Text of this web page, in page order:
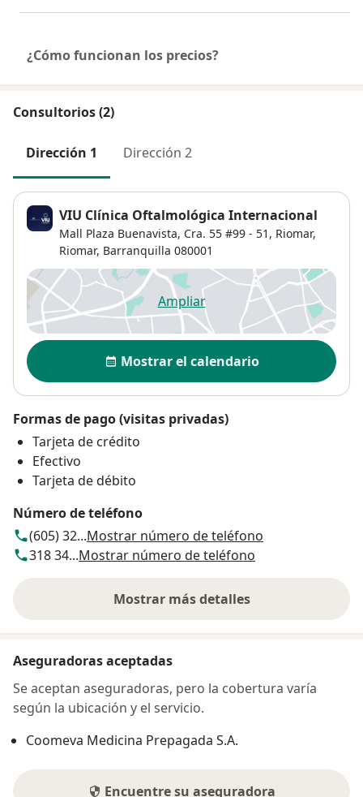
¿Cómo funcionan los precios?
Consultorios (2)
Dirección 1 Dirección 2
VIU Clínica Oftalmológica Internacional
Mall Plaza Buenavista, Cra. 55 #99 - 51, Riomar,
Riomar, Barranquilla 080001
Ampliarse abre en una nueva
Disponibilidad
Mostrar el calendario
Formas de pago (visitas privadas)
Tarjeta de crédito
Efectivo
Tarjeta de débito
Número de teléfono
(605) 32...Mostrar número de teléfono
318 34...Mostrar número de teléfono
Mostrar más detalles
sobre la dirección
Aseguradoras aceptadas
Se aceptan aseguradoras, pero la cobertura varía
según la ubicación y el servicio.
Coomeva Medicina Prepagada S.A.
Encuentre su aseguradora